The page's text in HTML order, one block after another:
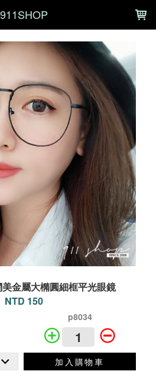
911SHOP
金屬大橢圓細框平光眼鏡
NTD 150
p8034
加入購物車